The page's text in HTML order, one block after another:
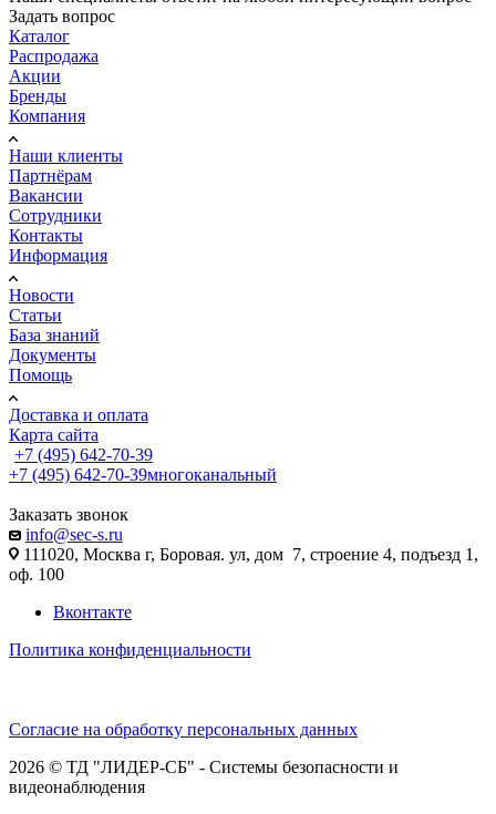
Задать вопрос
Каталог
Распродажа
Акции
Бренды
Компания
Наши клиенты
Партнёрам
Вакансии
Сотрудники
Контакты
Информация
Новости
Статьи
База знаний
Документы
Помощь
Доставка и оплата
Карта сайта
+7 (495) 642-70-39
+7 (495) 642-70-39многоканальный
Заказать звонок
info@sec-s.ru
111020, Москва г, Боровая. ул, дом 7, строение 4, подъезд 1,
оф. 100
Вконтакте
Политика конфиденциальности
Согласие на обработку персональных данных
2026 © ТД "ЛИДЕР-СБ" - Системы безопасности и
видеонаблюдения